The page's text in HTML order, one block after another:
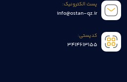
پست الکترونیک:
info@ostan-qz.ir
کدپستی:
3414613155